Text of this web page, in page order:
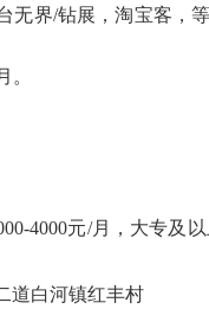
无界/钻展，淘宝客，
。
4000元/月，大专及
道白河镇红丰村